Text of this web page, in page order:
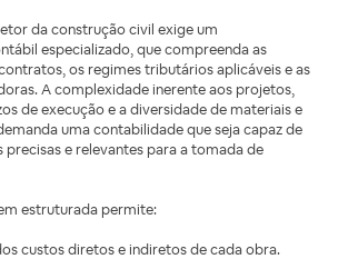
da construção civil exige um
especializado, que compreenda as
os regimes tributários aplicáveis e as
A complexidade inerente aos projetos,
de execução e a diversidade de materiais e
uma contabilidade que seja capaz de
e relevantes para a tomada de
estruturada permite:
custos diretos e indiretos de cada obra.